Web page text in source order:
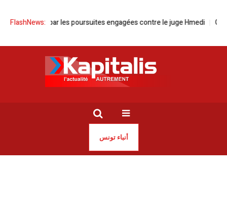
FlashNews:par les poursuites engagées contre le juge Hmedi Guerre
أنباء تونس